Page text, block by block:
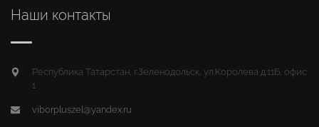
Наши контакты
Республика Татарстан, г.Зеленодольск, ул.Королева д.11Б, офис
1
viborpluszel@yandex.ru